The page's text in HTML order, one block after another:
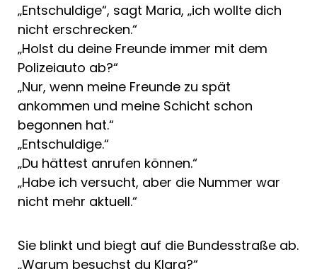
„Entschuldige“, sagt Maria, „ich wollte dich
nicht erschrecken.“
„Holst du deine Freunde immer mit dem
Polizeiauto ab?“
„Nur, wenn meine Freunde zu spät
ankommen und meine Schicht schon
begonnen hat.“
„Entschuldige.“
„Du hättest anrufen können.“
„Habe ich versucht, aber die Nummer war
nicht mehr aktuell.“
Sie blinkt und biegt auf die Bundesstraße ab.
„Warum besuchst du Klara?“